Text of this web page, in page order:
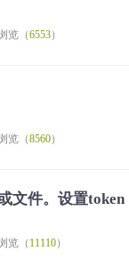
览（6553）
览（8560）
文件。设置
览（ 11110）